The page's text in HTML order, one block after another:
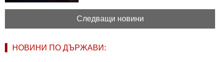
Следващи новини
НОВИНИ ПО ДЪРЖАВИ: